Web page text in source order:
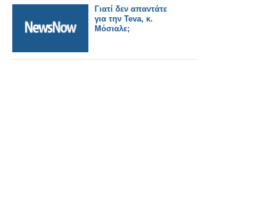
Γιατί δεν απαντάτε
για την Teva, κ.
Μόσιαλε;